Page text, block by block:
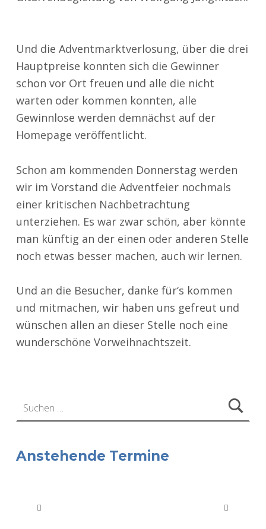
Und die Adventmarktverlosung, über die drei
Hauptpreise konnten sich die Gewinner
schon vor Ort freuen und alle die nicht
warten oder kommen konnten, alle
Gewinnlose werden demnächst auf der
Homepage veröffentlicht.
Schon am kommenden Donnerstag werden
wir im Vorstand die Adventfeier nochmals
einer kritischen Nachbetrachtung
unterziehen. Es war zwar schön, aber könnte
man künftig an der einen oder anderen Stelle
noch etwas besser machen, auch wir lernen.
Und an die Besucher, danke für‘s kommen
und mitmachen, wir haben uns gefreut und
wünschen allen an dieser Stelle noch eine
wunderschöne Vorweihnachtszeit.
Anstehende Termine